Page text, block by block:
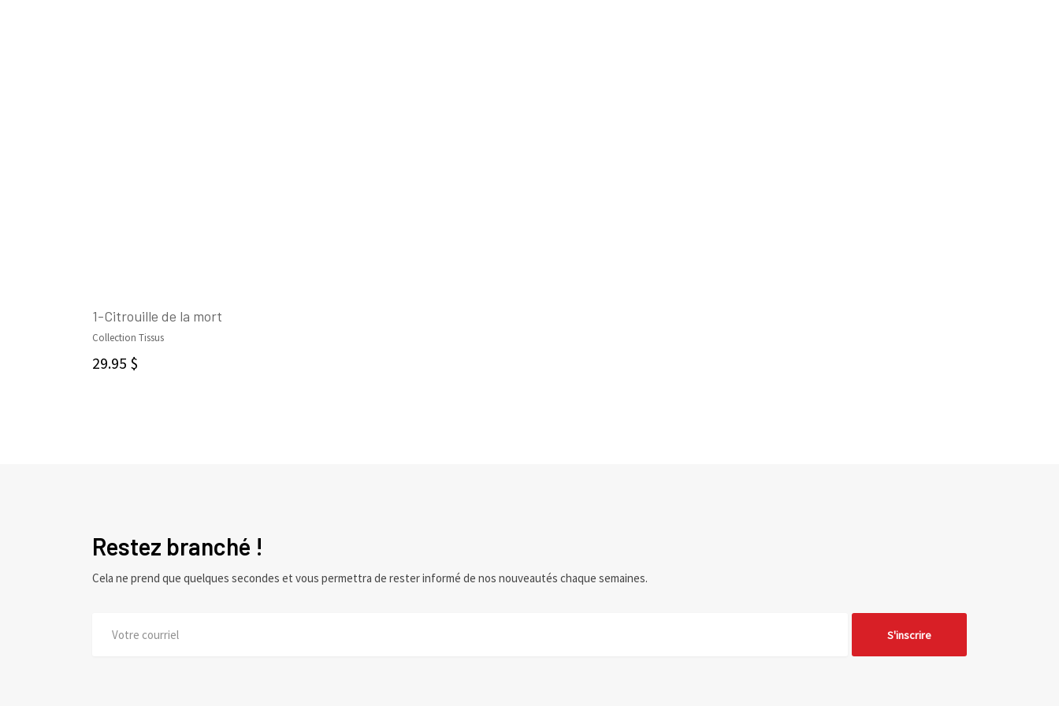
1-Citrouille de la mort
Collection Tissus
29.95 $
Restez branché !
Cela ne prend que quelques secondes et vous permettra de rester informé de nos nouveautés chaque semaines.